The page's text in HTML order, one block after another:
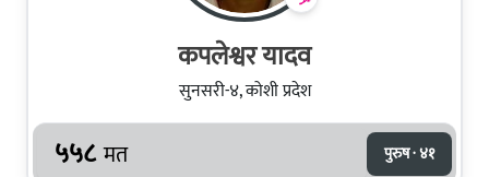
कपलेश्वर यादव
सुनसरी-४, कोशी प्रदेश
५५८ मत पुरुष · ४१